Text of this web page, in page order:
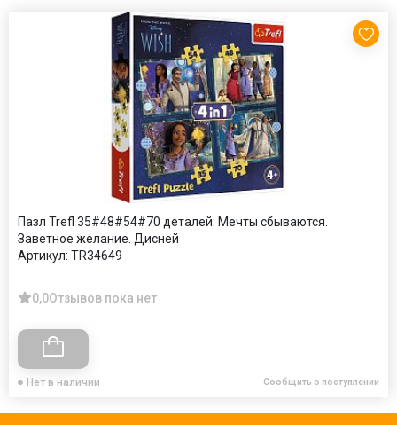
Пазл Trefl 35#48#54#70 деталей: Мечты сбываются.
Заветное желание. Дисней
Артикул: TR34649
0,0Отзывов пока нет
Нет в наличии Сообщить о поступлении